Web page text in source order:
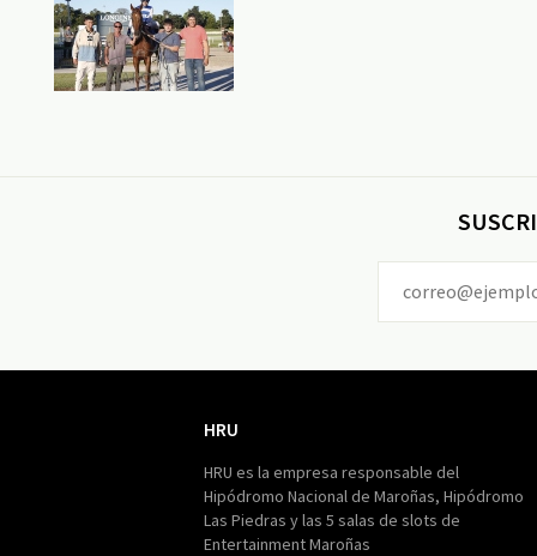
HRU
HRU es la empresa responsable del
Hipódromo Nacional de Maroñas, Hipódromo
Las Piedras y las 5 salas de slots de
Entertainment Maroñas